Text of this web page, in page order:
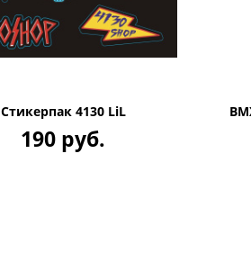
Стикерпак 4130 LiL
190 руб.